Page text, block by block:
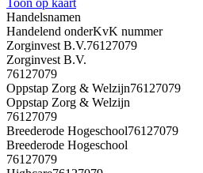
Handelsnamen
Handelend onderKvK nummer
Zorginvest B.V.76127079
Zorginvest B.V.
76127079
Oppstap Zorg & Welzijn76127079
Oppstap Zorg & Welzijn
76127079
Breederode Hogeschool76127079
Breederode Hogeschool
76127079